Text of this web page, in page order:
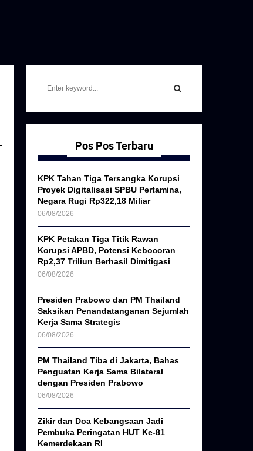
f
r
:
S
A
R
H
Pos Pos Terbaru
KPK Tahan Tiga Tersangka Korupsi
Proyek Digitalisasi SPBU Pertamina,
Negara Rugi Rp322,18 Miliar
06/08/2026
KPK Petakan Tiga Titik Rawan
Korupsi APBD, Potensi Kebocoran
Rp2,37 Triliun Berhasil Dimitigasi
06/08/2026
Presiden Prabowo dan PM Thailand
Saksikan Penandatanganan Sejumlah
Kerja Sama Strategis
06/08/2026
PM Thailand Tiba di Jakarta, Bahas
Penguatan Kerja Sama Bilateral
dengan Presiden Prabowo
06/08/2026
Zikir dan Doa Kebangsaan Jadi
Pembuka Peringatan HUT Ke-81
Kemerdekaan RI